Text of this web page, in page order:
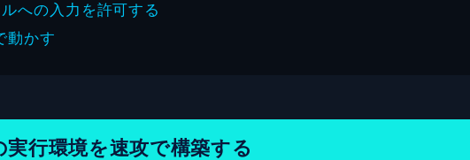
への入力を許可する
動かす
行環境を速攻で構築する